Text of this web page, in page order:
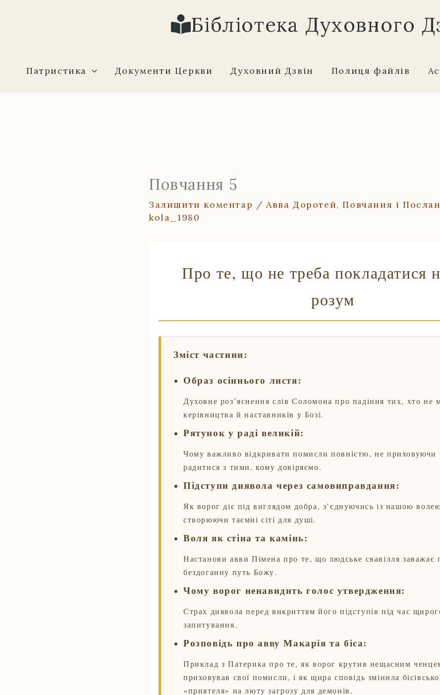
Бібліотека Духовного
Патристика Документи Церкви Духовний Дзвін Полиця файлів
Повчання 5
Залишити коментар /Авва Доротей,Повчання і
kola_1980
Про те, що не треба покладатися
розум
Зміст частини:
Образ осіннього листя:
Духовне роз’яснення слів Соломона про падіння тих, хто не
керівництва й наставників у Бозі.
Рятунок у раді великій:
Чому важливо відкривати помисли повністю, не приховуючи
радитися з тими, кому довіряємо.
Підступи диявола через самовиправдання:
Як ворог діє під виглядом добра, з’єднуючись із нашою
створюючи таємні сіті для душі.
Воля як стіна та камінь:
Настанови авви Пімена про те, що людське свавілля заважає
бездоганну путь Божу.
Чому ворог ненавидить голос утвердження:
Страх диявола перед викриттям його підступів під час
запитування.
Розповідь про авву Макарія та біса:
Приклад з Патерика про те, як ворог крутив нещасним
приховував свої помисли, і як щира сповідь змінила
«приятеля» на люту загрозу для демонів.